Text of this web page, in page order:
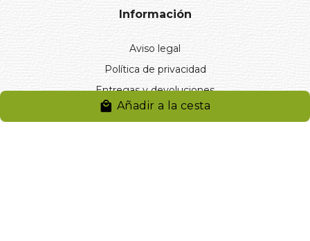
Añadir a la cesta
Información
Aviso legal
Política de privacidad
Entregas y devoluciones
Desistimiento